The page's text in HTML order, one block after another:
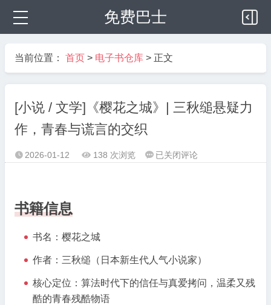
免费巴士
当前位置： 首页 > 电子书仓库 > 正文
[小说 / 文学]《樱花之城》| 三秋缒悬疑力
作，青春与谎言的交织
 2026-01-12  138 次浏览  [小
之
三
已关闭评论
书籍信息
书名：樱花之城
作者：三秋缒（日本新生代人气小说家）
核心定位：算法时代下的信任与真爱拷问，温柔又残
酷的青春残酷物语